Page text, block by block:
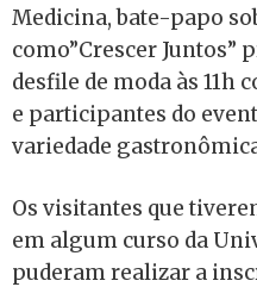
Medicina, bate-papo
como”Crescer Juntos”
desfile de moda às 11h
e participantes do
variedade
Os visitantes que
em algum curso da
puderam realizar a